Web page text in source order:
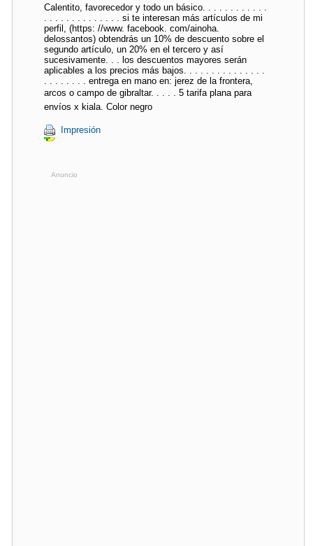
Calentito, favorecedor y todo un básico. . . . . . . . . . . .
. . . . . . . . . . . . . . si te interesan más artículos de mi
perfil, (https: //www. facebook. com/ainoha.
delossantos) obtendrás un 10% de descuento sobre el
segundo artículo, un 20% en el tercero y así
sucesivamente. . . los descuentos mayores serán
aplicables a los precios más bajos. . . . . . . . . . . . . . .
. . . . . . . . entrega en mano en: jerez de la frontera,
arcos o campo de gibraltar. . . . . 5 tarifa plana para
envíos x kiala. Color negro
Impresión
Anuncio